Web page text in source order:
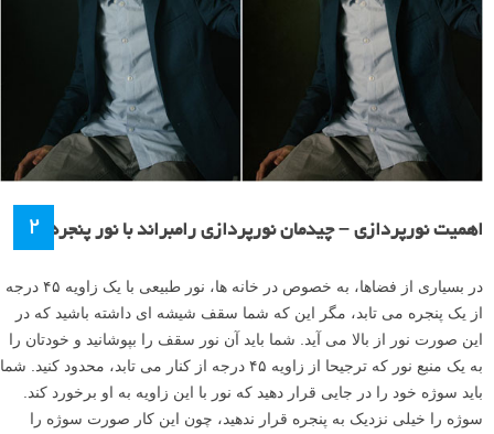
۲ اهمیت نورپردازی – چیدمان نورپردازی رامبراند با نور پنجره
در بسیاری از فضاها، به خصوص در خانه ها، نور طبیعی با یک زاویه ۴۵ درجه
از یک پنجره می تابد، مگر این که شما سقف شیشه ای داشته باشید که در
این صورت نور از بالا می آید. شما باید آن نور سقف را بپوشانید و خودتان را
به یک منبع نور که ترجیحا از زاویه ۴۵ درجه از کنار می تابد، محدود کنید. شما
باید سوژه خود را در جایی قرار دهید که نور با این زاویه به او برخورد کند.
سوژه را خیلی نزدیک به پنجره قرار ندهید، چون این کار صورت سوژه را